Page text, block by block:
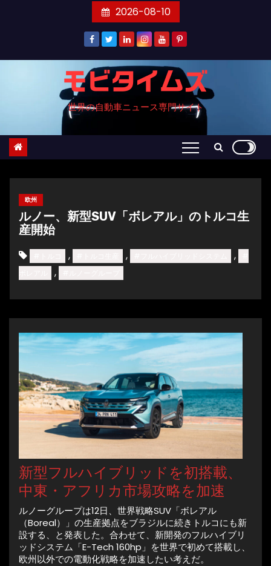
ン
プ
2026-08-10
モビタイムズ
世界の自動車ニュース専門サイト
欧州
ルノー、新型SUV「ボレアル」のトルコ生
産開始
, , ,
,
新型フルハイブリッドを初搭載、
中東・アフリカ市場攻略を加速
ルノーグループは12日、世界戦略SUV「ボレアル
（Boreal）」の生産拠点をブラジルに続きトルコにも新
設する、と発表した。合わせて、新開発のフルハイブリ
ッドシステム「E-Tech 160hp」を世界で初めて搭載し、
欧州以外での電動化戦略を加速したい考えだ。